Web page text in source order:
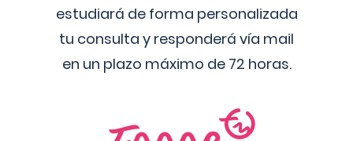
estudiará de forma personalizada
tu consulta y responderá vía mail
en un plazo máximo de 72 horas.